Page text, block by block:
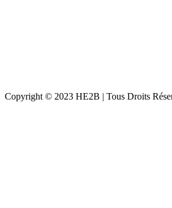
Copyright © 2023 HE2B | Tous Droits